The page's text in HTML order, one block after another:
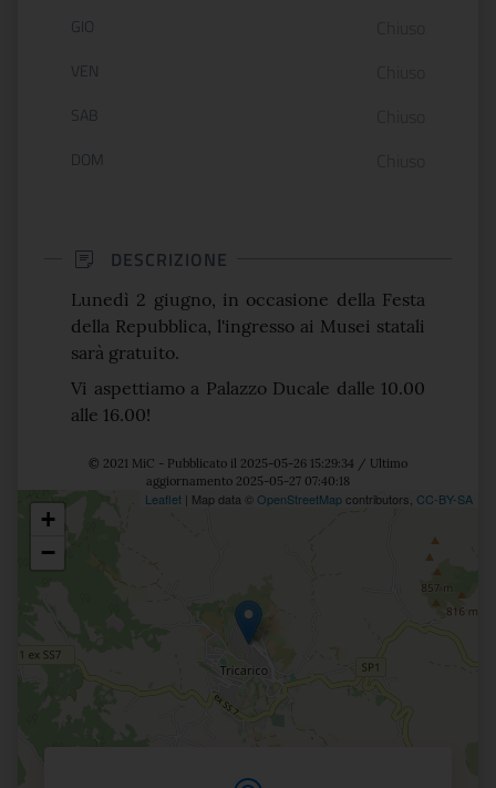
GIO
VEN
SAB
DOM
DESCRIZIONE
Lunedì 2 giugno, in occasione della Festa
della Repubblica, l'ingresso ai Musei statali
sarà gratuito.
Vi aspettiamo a Palazzo Ducale dalle 10.00
alle 16.00!
© 2021 MiC - Pubblicato il 2025-05-26 15:29:34 / Ultimo
aggiornamento 2025-05-27 07:40:18
Posizione
+
−
Leaflet | Map data © OpenStreetMapcontributors, CC-BY-SA